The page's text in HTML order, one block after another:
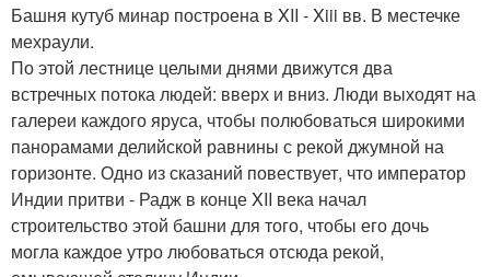
Башня кутуб минар построена в XII - Xiii вв. В местечке
мехраули.
По этой лестнице целыми днями движутся два
встречных потока людей: вверх и вниз. Люди выходят на
галереи каждого яруса, чтобы полюбоваться широкими
панорамами делийской равнины с рекой джумной на
горизонте. Одно из сказаний повествует, что император
Индии притви - Радж в конце XII века начал
строительство этой башни для того, чтобы его дочь
могла каждое утро любоваться отсюда рекой,